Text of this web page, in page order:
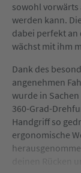
sowohl
werden kann.
dabei perfekt an
wächst mit ihm
Dank des
angenehmen
wurde in
360-Grad-
Handgriff so
ergonomische